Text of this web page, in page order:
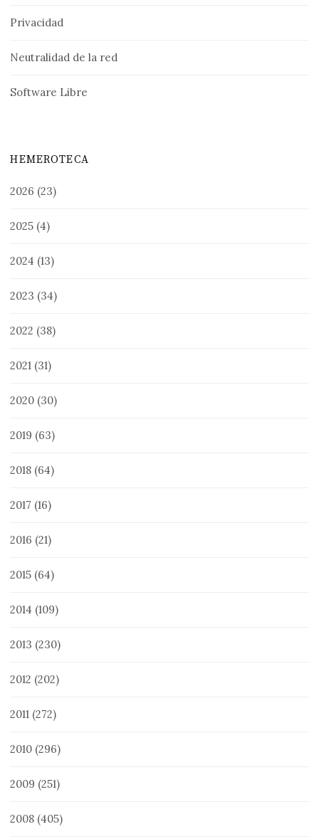
Privacidad
Neutralidad de la red
Software Libre
HEMEROTECA
2026 (23)
2025 (4)
2024 (13)
2023 (34)
2022 (38)
2021 (31)
2020 (30)
2019 (63)
2018 (64)
2017 (16)
2016 (21)
2015 (64)
2014 (109)
2013 (230)
2012 (202)
2011 (272)
2010 (296)
2009 (251)
2008 (405)